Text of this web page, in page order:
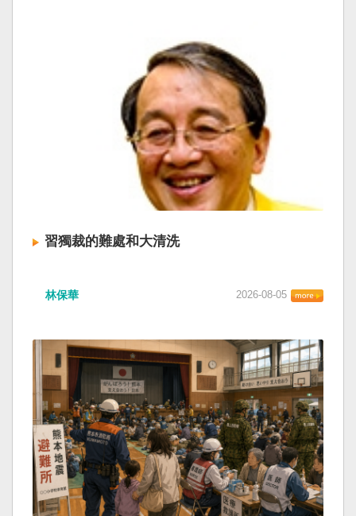
習獨裁的難處和大清洗
林保華 2026-08-05